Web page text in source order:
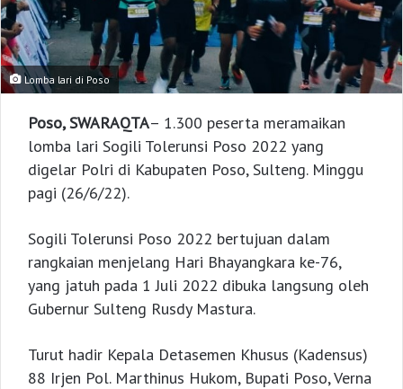
Lomba lari di Poso
Poso, SWARAQTA– 1.300 peserta meramaikan
lomba lari Sogili Tolerunsi Poso 2022 yang
digelar Polri di Kabupaten Poso, Sulteng. Minggu
pagi (26/6/22).
Sogili Tolerunsi Poso 2022 bertujuan dalam
rangkaian menjelang Hari Bhayangkara ke-76,
yang jatuh pada 1 Juli 2022 dibuka langsung oleh
Gubernur Sulteng Rusdy Mastura.
Turut hadir Kepala Detasemen Khusus (Kadensus)
88 Irjen Pol. Marthinus Hukom, Bupati Poso, Verna